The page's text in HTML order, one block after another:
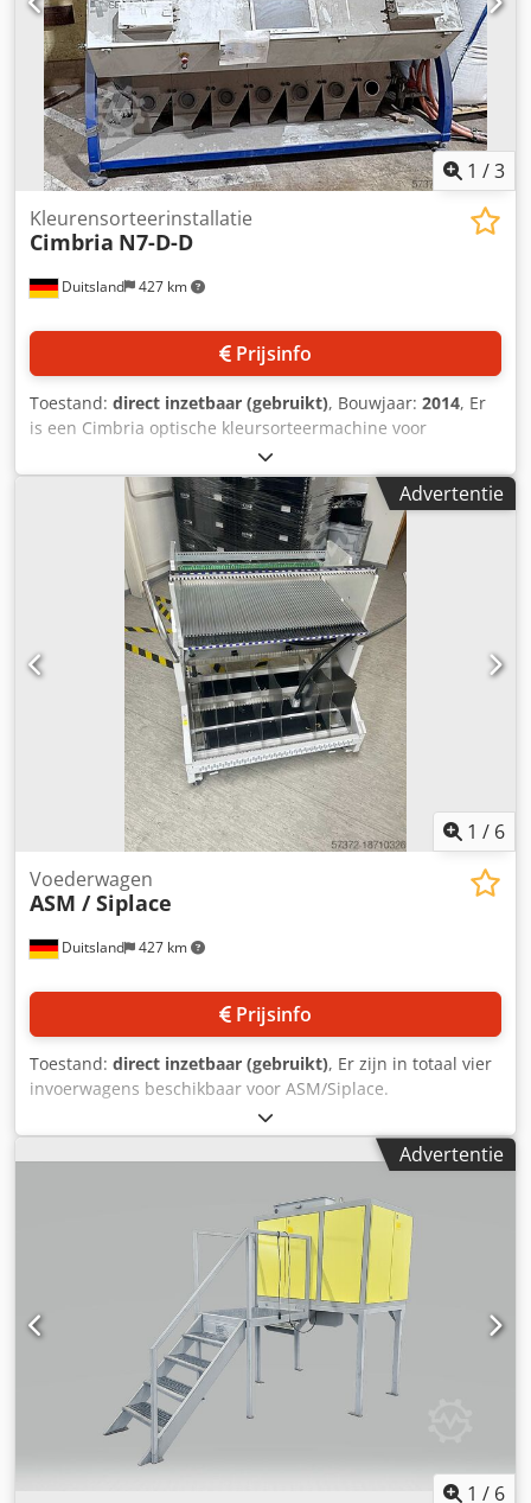
1 /3
Duitsland 427 km
Kleurensorteerinstallatie
Cimbria N7-D-D
Prijsinfo
Toestand: direct inzetbaar (gebruikt), Bouwjaar: 2014, Er
is een Cimbria optische kleursorteermachine voor
stortgoederen beschikbaar. Nominale doorvoercapaciteit:
ca. 7 t/u, goten: 7, sorteerbreedte: ca. 1200 mm, maximaal
aantal defectfamilies: 16, uitwerpprecisie: +/-0,5 mm,
nauwkeurigheid: boven 99%, invoerhoogte: ca. 2500 mm.
Afmetingen (L/B/H): ca. 3500 mm/1800 mm/2200 mm,
gewicht: ca. 1200 kg. Documentatie is aanwezig.
Bezichtiging ter plaatse is mogelijk. Chjdpfjxxl Nljx Ahkoa
Advertentie
1 / 6
Duitsland 427 km
Voederwagen
ASM / Siplace
Prijsinfo
Toestand: direct inzetbaar (gebruikt), Er zijn in totaal vier
invoerwagens beschikbaar voor ASM/Siplace.
Documentatie beschikbaar. Een bezoek ter plaatse is
mogelijk. Codpfxev I U H Aj Ahkeha
Advertentie
1 / 6